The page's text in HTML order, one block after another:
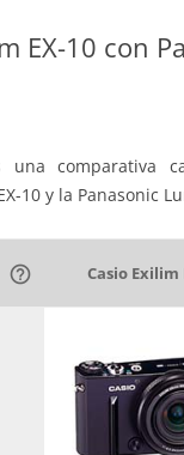
EX-10 con
una comparativa
10 y la Panasonic
help_outline Casio Exilim